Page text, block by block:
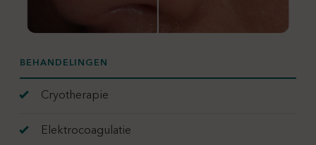
BEHANDELINGEN
Cryotherapie
Elektrocoagulatie